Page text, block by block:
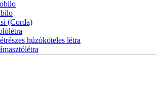
(Corda)
húzóköteles létra